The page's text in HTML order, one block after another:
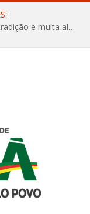
Afuá comemora 136 anos com orgulho, tradição e muita alegria na Quadra Dr. Nelson Salomão